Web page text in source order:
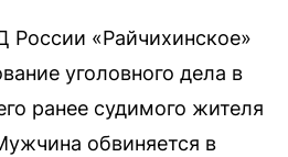
«Райчихинское»
уголовного дела в
ранее судимого жителя
обвиняется в